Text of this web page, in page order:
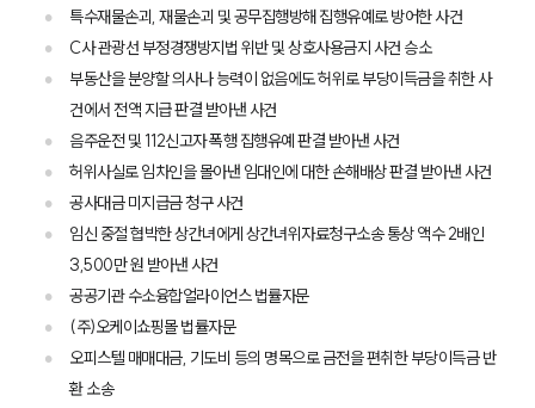
특수재물손괴, 재물손괴 및 공무집행방해 집행유예로 방어한 사건
C사 관광선 부정경쟁방지법 위반 및 상호사용금지 사건 승소
부동산을 분양할 의사나 능력이 없음에도 허위로 부당이득금을 취한 사
건에서 전액 지급 판결 받아낸 사건
음주운전 및 112신고자 폭행 집행유예 판결 받아낸 사건
허위사실로 임차인을 몰아낸 임대인에 대한 손해배상 판결 받아낸 사건
공사대금 미지급금 청구 사건
임신 중절 협박한 상간녀에게 상간녀위자료청구소송 통상 액수 2배인
3,500만 원 받아낸 사건
공공기관 수소융합얼라이언스 법률자문
(주)오케이쇼핑몰 법률자문
오피스텔 매매대금, 기도비 등의 명목으로 금전을 편취한 부당이득금 반
환 소송